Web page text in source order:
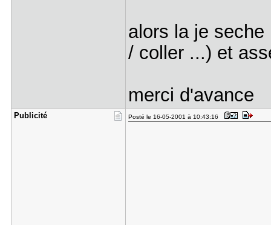
alors la je
/ coller ...) et
merci d'avance
Publicité Posté le 16-05-2001 à 10:43:16